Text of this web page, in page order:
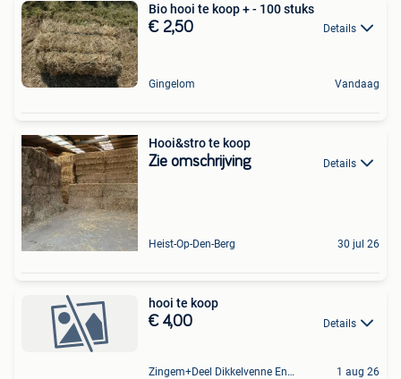
Bio hooi te koop + - 100 stuks
€ 2,50 Details
Gingelom Vandaag
Hooi&stro te koop
Zie omschrijving Details
Heist-Op-Den-Berg 30 jul 26
hooi te koop
€ 4,00 Details
Zingem+Deel Dikkelvenne En Nederzwalm-Hermelgem 1 aug 26